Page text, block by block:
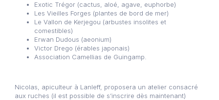
Exotic Trégor (cactus, aloé, agave, euphorbe)
Les Vieilles Forges (plantes de bord de mer)
Le Vallon de Kerjegou (arbustes insolites et
comestibles)
Erwan Dudous (aeonium)
Victor Drego (érables japonais)
Association Camellias de Guingamp.
Nicolas, apiculteur à Lanleff, proposera un atelier consacré
aux ruches (il est possible de s’inscrire dès maintenant)